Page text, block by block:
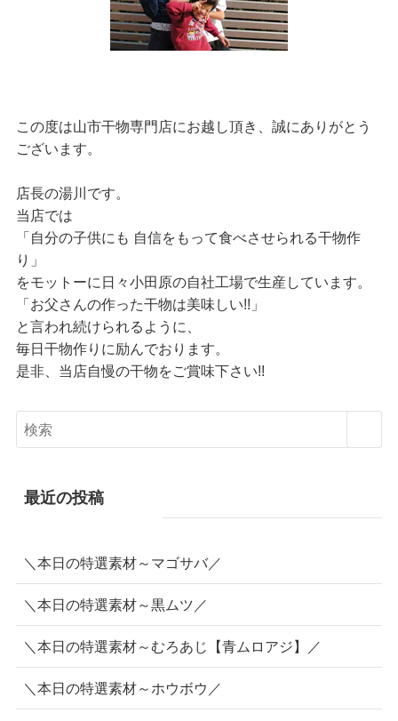
この度は山市干物専門店にお越し頂き、誠にありがとう
ございます。
店長の湯川です。
当店では
「自分の子供にも 自信をもって食べさせられる干物作
り」
をモットーに日々小田原の自社工場で生産しています。
「お父さんの作った干物は美味しい!!」
と言われ続けられるように、
毎日干物作りに励んでおります。
是非、当店自慢の干物をご賞味下さい!!
最近の投稿
＼本日の特選素材～マゴサバ／
＼本日の特選素材～黒ムツ／
＼本日の特選素材～むろあじ【青ムロアジ】／
＼本日の特選素材～ホウボウ／